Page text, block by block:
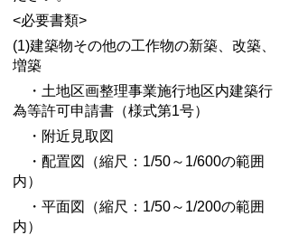
<必要書類>
(1)建築物その他の工作物の新築、改築、
増築
・土地区画整理事業施行地区内建築行
為等許可申請書（様式第1号）
・附近見取図
・配置図（縮尺：1/50～1/600の範囲
内）
・平面図（縮尺：1/50～1/200の範囲
内）